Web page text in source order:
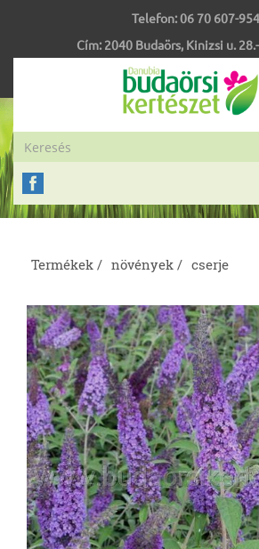
Telefon:06 70 607-
Cím: 2040 Budaörs, Kinizsi u.
Termékek / növények / cserje